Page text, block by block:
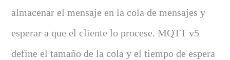
almacenar el mensaje en la cola de mensajes y
esperar a que el cliente lo procese. MQTT v5
define el tamaño de la cola y el tiempo de espera